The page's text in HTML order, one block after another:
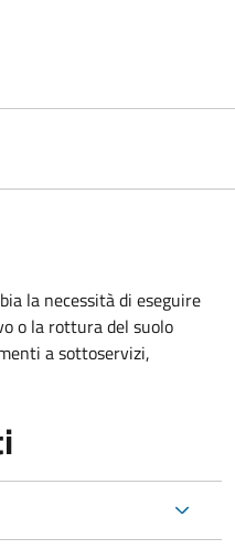
la necessità di eseguire
o la rottura del suolo
a sottoservizi,